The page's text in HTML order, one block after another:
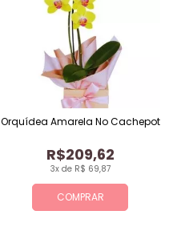
COMPRAR
3x de R$ 69,87
R$209,62
Orquídea Amarela No Cachepot